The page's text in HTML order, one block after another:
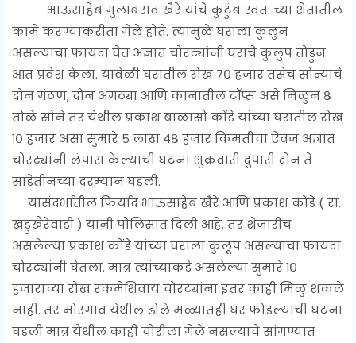
भाऊसाहेब गुलाबराव खैरे यांचे कुटुंब स्वत: च्या शेतातील
कामे करण्याकरीता गेले होते. त्यामुळे घराला कुलुन
असल्याचा फायदा घेत अज्ञात चोरट्यांनी घराचे कुलुप तोडुन
आत प्रवेश केला. यावेळी घरातील रोख ७० हजार तसेच सोन्याचे
दोन गंठण, दोन अंगठ्या आणि कानातील टॉप्स असे मिळुन ८
तोळे सोने तर येथील प्रकाश बाळासो कोंडे यांच्या घरातील रोख
१० हजार असा सुमारे ५ लाख ४८ हजार किमतीचा ऐवज अज्ञात
चोरट्यांनी लंपास केल्याची घटना शुक्रवारी दुपारी दोन ते
साडेतीनच्या दरम्यान घडली.
यासंदर्भातील फिर्याद भाऊसाहेब खैरे आणि प्रकाश कोंडे ( रा.
खंडुखैरेवाडी ) यांनी पोलिसात दिली आहे. तर शेजारीच
असलेल्या प्रकाश कोंडे यांच्या घराला कुलूप असल्याचा फायदा
चोरट्यांनी घेतला. मात्र त्यांच्याकडे असलेल्या सुमारे १०
हजाराच्या रोख रकमेशिवाय चोरट्यांना इतर काही मिळु शकले
नाही. तर मोरगाव येथील ढोले मळ्यातही घर फोडल्याची घटना
घडली मात्र येथील काही चोरीला गेले नसल्याचे सांगण्यात